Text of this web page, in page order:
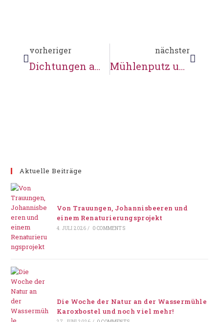
vorheriger
Dichtungen am Walzenstuhl
nächster
Mühlenputz und Nacharbeiten
Aktuelle Beiträge
Von Trauungen, Johannisbeeren und
einem Renaturierungsprojekt
4. JULI 2026 / 0 COMMENTS
Die Woche der Natur an der Wassermühle
Karoxbostel und noch viel mehr!